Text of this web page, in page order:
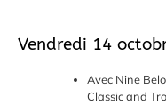
Vendredi 14
Avec Nine
Classic and